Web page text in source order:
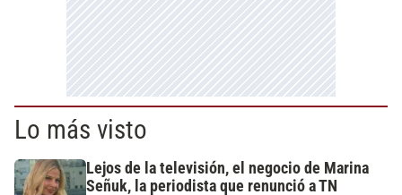
Lo más visto
Lejos de la televisión, el negocio de Marina
Señuk, la periodista que renunció a TN